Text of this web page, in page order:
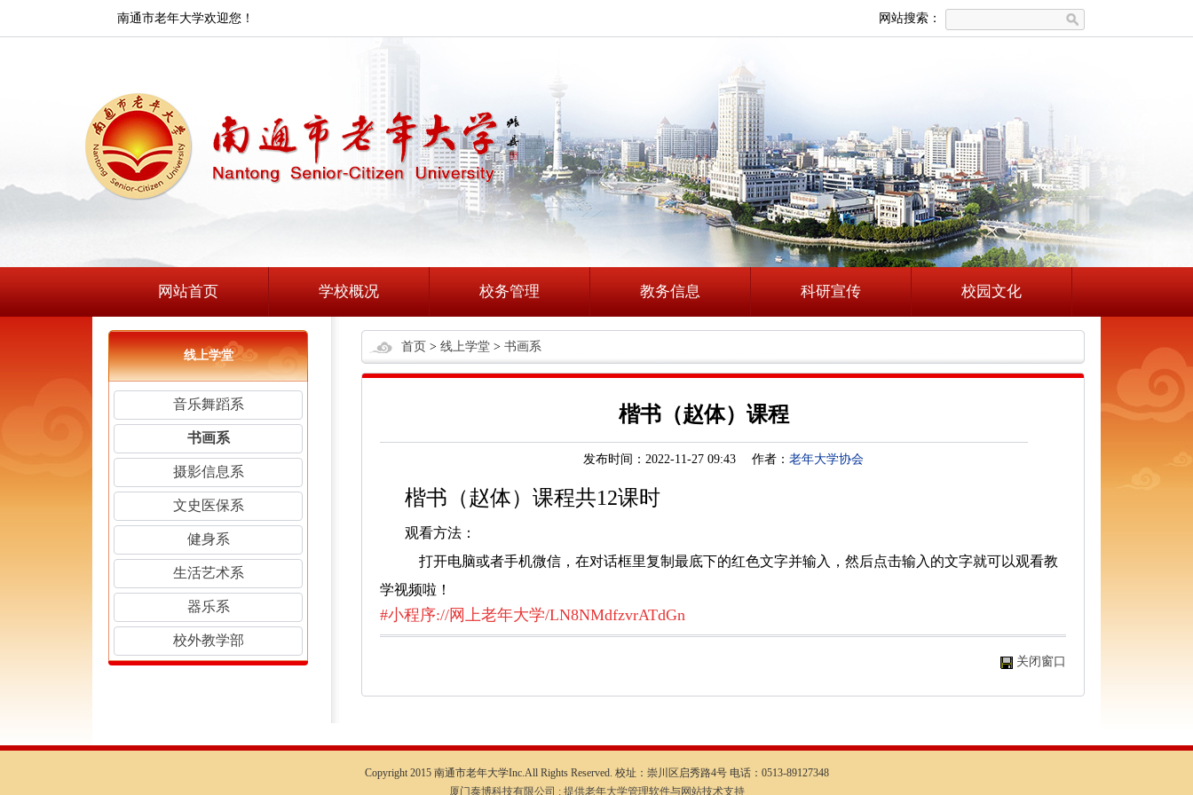
南通市老年大学欢迎您！ 网站搜索：
网站首页 学校概况 校务管理 教务信息 科研宣传 校园文化
线上学堂
音乐舞蹈系
书画系
摄影信息系
文史医保系
健身系
生活艺术系
器乐系
校外教学部
首页 > 线上学堂 > 书画系
楷书（赵体）课程
发布时间：2022-11-27 09:43 作者： 老年大学协会
楷书（赵体）课程共12课时
观看方法：
打开电脑或者手机微信，在对话框里复制最底下的红色文字并输入，然后点击输入的文字就可以观看教
学视频啦！
#小程序://网上老年大学/LN8NMdfzvrATdGn
关闭窗口
Copyright 2015 南通市老年大学Inc.All Rights Reserved. 校址：崇川区启秀路4号 电话：0513-89127348
厦门泰博科技有限公司 : 提供老年大学管理软件与网站技术支持